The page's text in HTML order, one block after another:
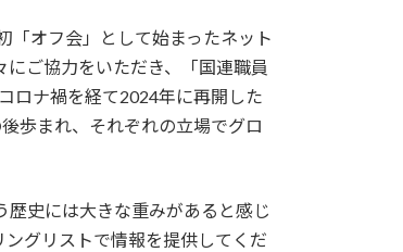
「オフ会」として始まったネット
ご協力をいただき、「国連職員
ロナ禍を経て2024年に再開した
歩まれ、それぞれの立場でグロ
史には大きな重みがあると感じ
グリストで情報を提供してくだ